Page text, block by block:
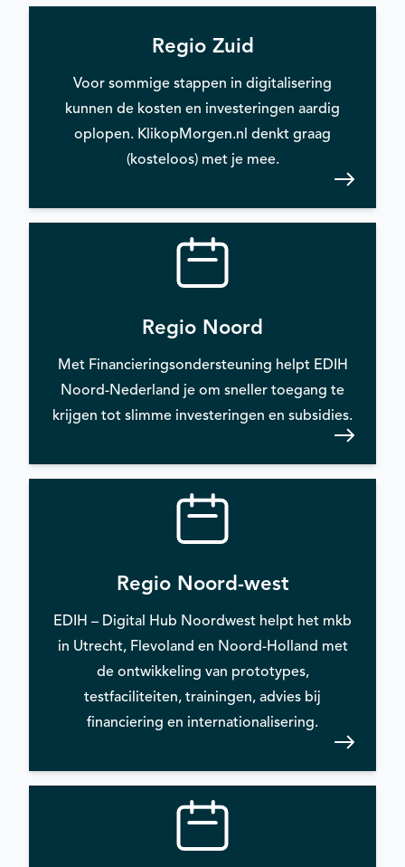
Regio Zuid
Voor sommige stappen in digitalisering
kunnen de kosten en investeringen aardig
oplopen. KlikopMorgen.nl denkt graag
(kosteloos) met je mee.
Regio Noord
Met Financieringsondersteuning helpt EDIH
Noord-Nederland je om sneller toegang te
krijgen tot slimme investeringen en subsidies.
Regio Noord-west
EDIH – Digital Hub Noordwest helpt het mkb
in Utrecht, Flevoland en Noord-Holland met
de ontwikkeling van prototypes,
testfaciliteiten, trainingen, advies bij
financiering en internationalisering.